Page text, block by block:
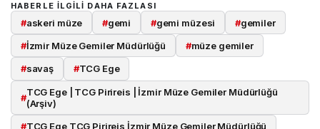
HABERLE ILGILI DAHA FAZLASI
#askeri müze #gemi #gemi müzesi #gemiler
#İzmir Müze Gemiler Müdürlüğü #müze gemiler
#savaş #TCG Ege
#TCG Ege | TCG Pirireis | İzmir Müze Gemiler Müdürlüğü
(Arşiv)
#TCG Ege TCG Pirireis İzmir Müze Gemiler Müdürlüğü